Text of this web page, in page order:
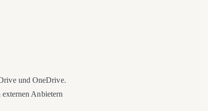
und OneDrive.
Anbietern